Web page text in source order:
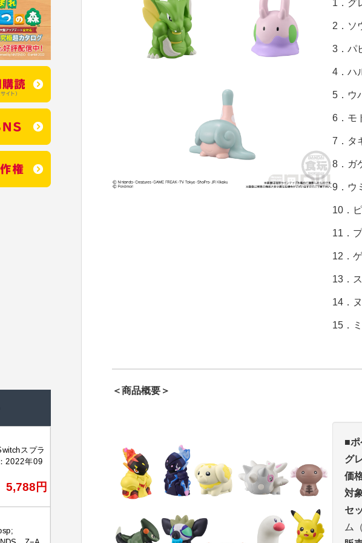
1．グ
2．ソ
3．パ
4．ハ
5．ウ
6．モ
7．タ
8．ガ
9．ウ
10．
11．
12．
13．
14．
15．
＜商品概要＞
■ポ
グ
価
対
セ
ム